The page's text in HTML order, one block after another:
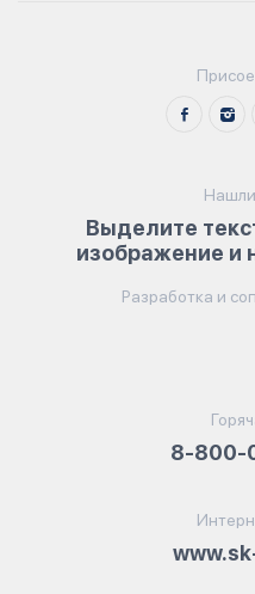
Выделите
изображение и
Разработка и
8-800-